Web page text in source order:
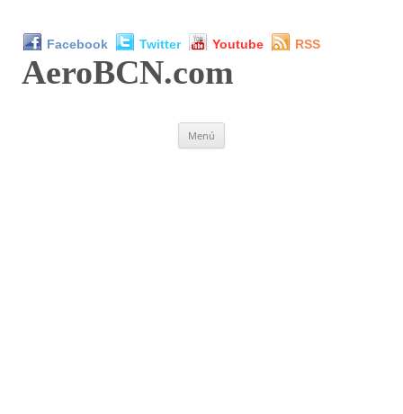
Facebook Twitter Youtube RSS
AeroBCN.com
Menú